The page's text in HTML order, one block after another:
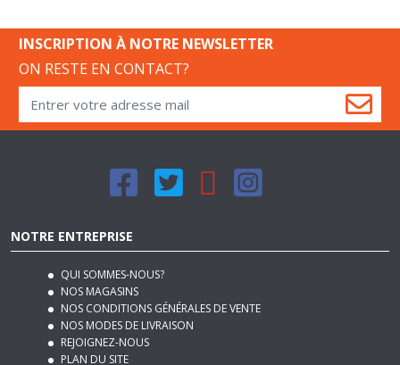
ON RESTE EN CONTACT?
NOTRE ENTREPRISE
QUI SOMMES-NOUS?
NOS MAGASINS
NOS CONDITIONS GÉNÉRALES DE VENTE
NOS MODES DE LIVRAISON
REJOIGNEZ-NOUS
PLAN DU SITE
MENTIONS LÉGALES
NOTRE BLOG DÉCO